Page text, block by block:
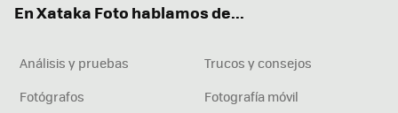
En Xataka Foto hablamos de...
Análisis y pruebas
Trucos y consejos
Fotógrafos
Fotografía móvil